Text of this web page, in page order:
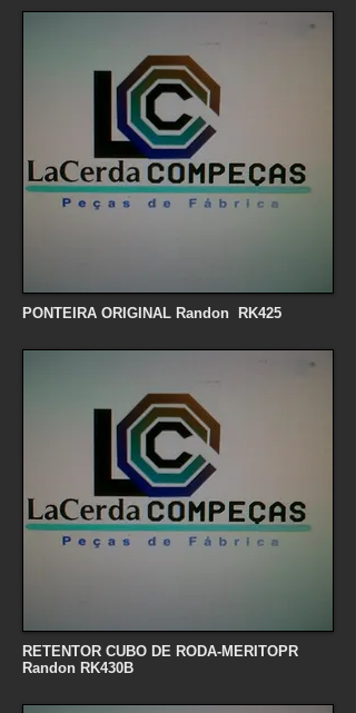
PONTEIRA ORIGINAL Randon RK425
RETENTOR CUBO DE RODA-MERITOPR
Randon RK430B